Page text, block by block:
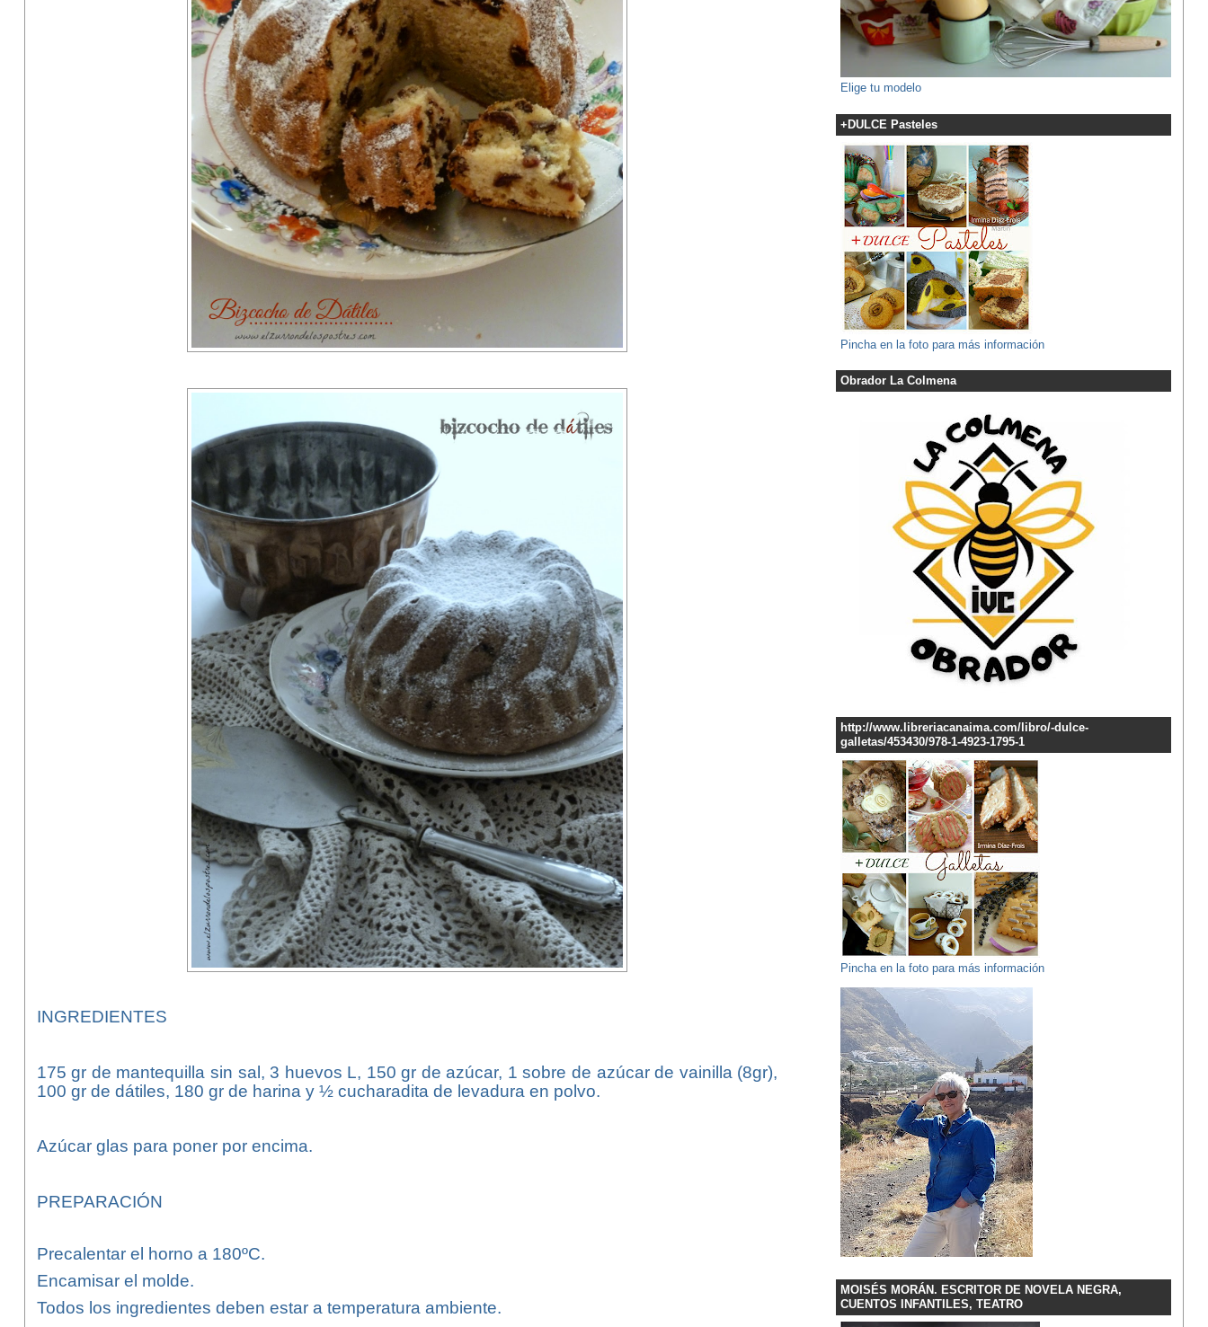
INGREDIENTES
175 gr de mantequilla sin sal, 3 huevos L, 150 gr de azúcar, 1 sobre de azúcar de vainilla (8gr),
100 gr de dátiles, 180 gr de harina y ½ cucharadita de levadura en polvo.
Azúcar glas para poner por encima.
PREPARACIÓN
Precalentar el horno a 180ºC.
Encamisar el molde.
Todos los ingredientes deben estar a temperatura ambiente.
Elige tu modelo
+DULCE Pasteles
Pincha en la foto para más información
Obrador La Colmena
http://www.libreriacanaima.com/libro/-dulce-
galletas/453430/978-1-4923-1795-1
Pincha en la foto para más información
MOISÉS MORÁN. ESCRITOR DE NOVELA NEGRA,
CUENTOS INFANTILES, TEATRO